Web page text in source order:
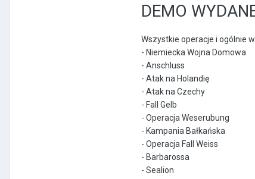
DEMO
Wszystkie operacje i ogólnie
- Niemiecka Wojna Domowa
- Anschluss
- Atak na Holandię
- Atak na Czechy
- Fall Gelb
- Operacja Weserubung
- Kampania Bałkańska
- Operacja Fall Weiss
- Barbarossa
- Sealion